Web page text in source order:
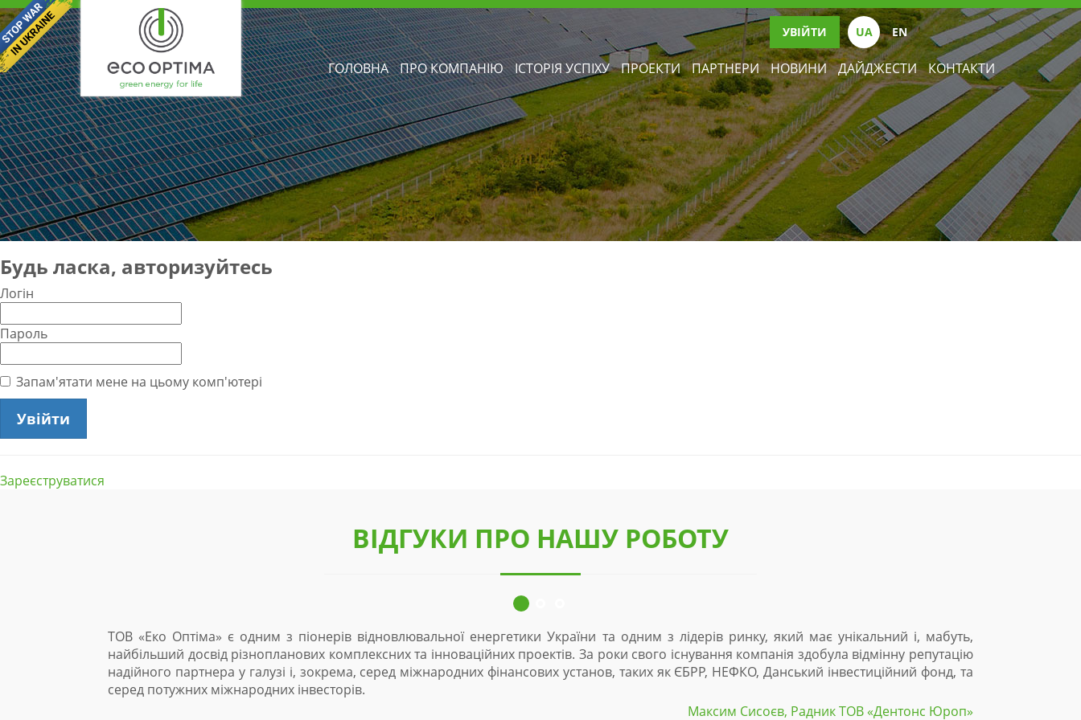
ГОЛОВНА ПРО КОМПАНІЮ ІСТОРІЯ УСПІХУ ПРОЕКТИ ПАРТНЕРИ НОВИНИ ДАЙДЖЕСТИ КОНТАКТИ
УВІЙТИ UА EN
Будь ласка, авторизуйтесь
Логін
Пароль
Запам'ятати мене на цьому комп'ютері
Зареєструватися
ВІДГУКИ ПРО НАШУ РОБОТУ
ТОВ «Еко Оптіма» є одним з піонерів відновлювальної енергетики України та одним з лідерів ринку, який має унікальний і, мабуть,
найбільший досвід різнопланових комплексних та інноваційних проектів. За роки свого існування компанія здобула відмінну репутацію
надійного партнера у галузі і, зокрема, серед міжнародних фінансових установ, таких як ЄБРР, НЕФКО, Данський інвестиційний фонд, та
серед потужних міжнародних інвесторів.
Максим Сисоєв, Радник ТОВ «Дентонc Юроп»